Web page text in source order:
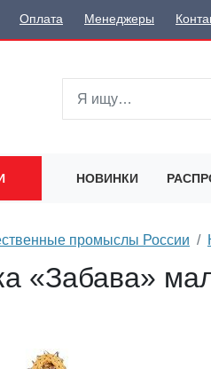
Оплата Менеджеры
НОВИНКИ
промыслы России
«Забава»